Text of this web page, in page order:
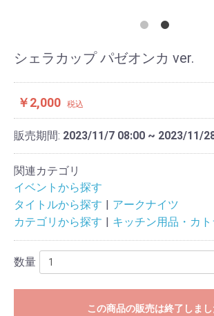
シェラカップ パゼオンカ ver.
￥2,000 税込
販売期間: 2023/11/7 08:00 ~ 2023/11/
関連カテゴリ
イベントから探す
タイトルから探す
アークナイツ
カテゴリから探す
キッチン用品・カ
数量
この商品の販売は終了しまし